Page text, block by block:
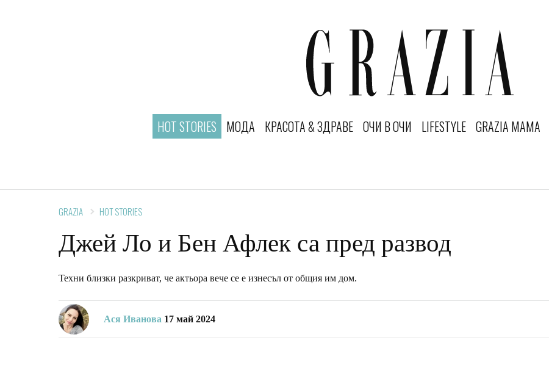
HOT STORIES МОДА КРАСОТА & ЗДРАВЕ ОЧИ В ОЧИ LIFESTYLE GRAZIA MAMA
GRAZIA HOT STORIES
Джей Ло и Бен Афлек са пред развод
Техни близки разкриват, че актьора вече се е изнесъл от общия им дом.
Ася Иванова 17 май 2024